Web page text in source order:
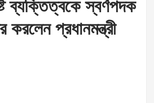
ব্যক্তিত্বকে স্বর্ণপদক
প্রধানমন্ত্রী